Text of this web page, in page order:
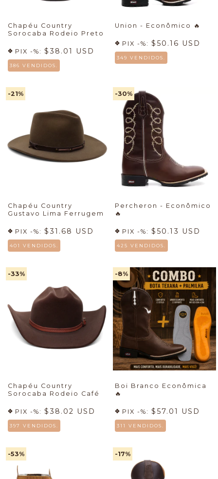
Chapéu Country
Sorocaba Rodeio Preto
PIX -%: $38.01 USD
386 VENDIDOS.
Union - Econômico 🔥
PIX -%: $50.16 USD
349 VENDIDOS.
-21%
Chapéu Country
Gustavo Lima Ferrugem
PIX -%: $31.68 USD
401 VENDIDOS.
-30%
Percheron - Econômico
🔥
PIX -%: $50.13 USD
425 VENDIDOS.
-33%
Chapéu Country
Sorocaba Rodeio Café
PIX -%: $38.02 USD
397 VENDIDOS.
-8%
Boi Branco Econômica
🔥
PIX -%: $57.01 USD
311 VENDIDOS.
-53% -17%